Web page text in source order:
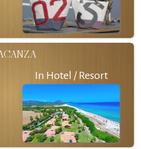
In Hotel / Resort